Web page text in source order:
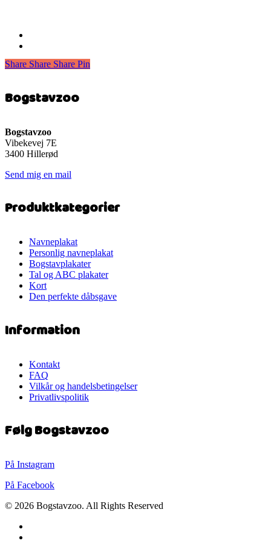
Share
Share Share Share Pin
Bogstavzoo
Bogstavzoo
Vibekevej 7E
3400 Hillerød
Send mig en mail
Produktkategorier
Navneplakat
Personlig navneplakat
Bogstavplakater
Tal og ABC plakater
Kort
Den perfekte dåbsgave
Information
Kontakt
FAQ
Vilkår og handelsbetingelser
Privatlivspolitik
Følg Bogstavzoo
På Instagram
På Facebook
© 2026 Bogstavzoo. All Rights Reserved